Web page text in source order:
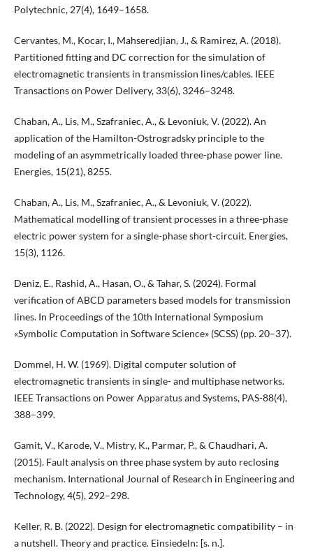
Polytechnic, 27(4), 1649–1658.
Cervantes, M., Kocar, I., Mahseredjian, J., & Ramirez, A. (2018).
Partitioned fitting and DC correction for the simulation of
electromagnetic transients in transmission lines/cables. IEEE
Transactions on Power Delivery, 33(6), 3246–3248.
Chaban, A., Lis, M., Szafraniec, A., & Levoniuk, V. (2022). An
application of the Hamilton-Ostrogradsky principle to the
modeling of an asymmetrically loaded three-phase power line.
Energies, 15(21), 8255.
Chaban, A., Lis, M., Szafraniec, A., & Levoniuk, V. (2022).
Mathematical modelling of transient processes in a three-phase
electric power system for a single-phase short-circuit. Energies,
15(3), 1126.
Deniz, E., Rashid, A., Hasan, O., & Tahar, S. (2024). Formal
verification of ABCD parameters based models for transmission
lines. In Proceedings of the 10th International Symposium
«Symbolic Computation in Software Science» (SCSS) (pp. 20–37).
Dommel, H. W. (1969). Digital computer solution of
electromagnetic transients in single- and multiphase networks.
IEEE Transactions on Power Apparatus and Systems, PAS-88(4),
388–399.
Gamit, V., Karode, V., Mistry, K., Parmar, P., & Chaudhari, A.
(2015). Fault analysis on three phase system by auto reclosing
mechanism. International Journal of Research in Engineering and
Technology, 4(5), 292–298.
Keller, R. B. (2022). Design for electromagnetic compatibility – in
a nutshell. Theory and practice. Einsiedeln: [s. n.].